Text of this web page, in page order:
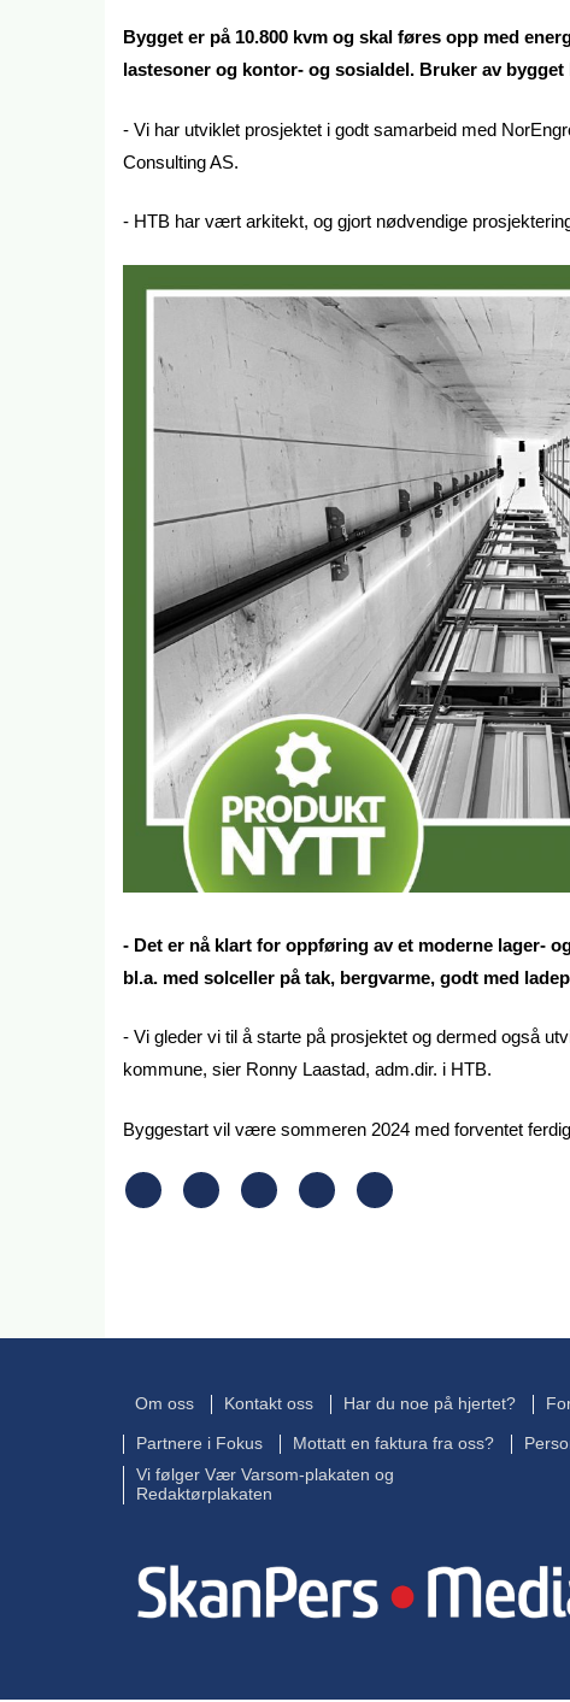
Bygget er på 10.800 kvm og skal føres opp med
lastesoner og kontor- og sosialdel. Bruker av
- Vi har utviklet prosjektet i godt samarbeid med
Consulting AS.
- HTB har vært arkitekt, og gjort nødvendige
- Det er nå klart for oppføring av et moderne lager-
bl.a. med solceller på tak, bergvarme, godt med
- Vi gleder vi til å starte på prosjektet og dermed også
kommune, sier Ronny Laastad, adm.dir. i HTB.
Byggestart vil være sommeren 2024 med forventet
Om oss Kontakt oss Har du noe på hjertet?
Partnere i Fokus Mottatt en faktura fra oss?
Vi følger Vær Varsom-plakaten og
Redaktørplakaten